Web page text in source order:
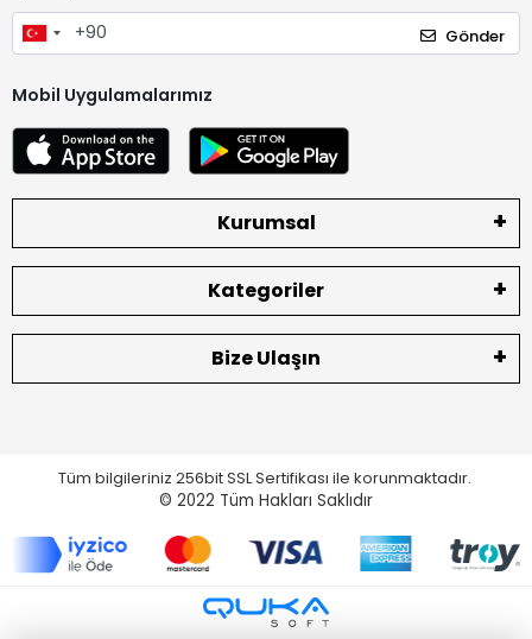
Gönder
Mobil Uygulamalarımız
Kurumsal
Kategoriler
Bize Ulaşın
Tüm bilgileriniz 256bit SSL Sertifikası ile korunmaktadır.
© 2022 Tüm Hakları Saklıdır